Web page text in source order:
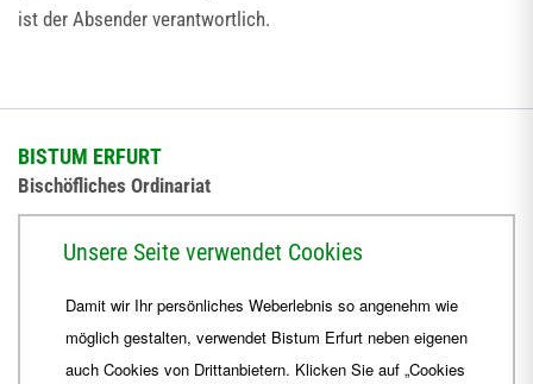
ist der Absender verantwortlich.
BISTUM ERFURT
Bischöfliches Ordinariat
+49 361 6572-444
ordinariat Bistum-Erfurt.de
Unsere Seite verwendet Cookies
Damit wir Ihr persönliches Weberlebnis so angenehm wie
möglich gestalten, verwendet Bistum Erfurt neben eigenen
auch Cookies von Drittanbietern. Klicken Sie auf „Cookies